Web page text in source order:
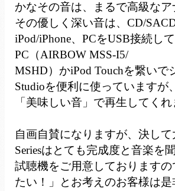
かなその音は、まるで高級な
その優しく深い音は、CD/
iPod/iPhone、PCをUSB接続し
PC（AIRBOW MSS-I5/
MSHD）かiPod Touchを繋い
Studioを便利に使っています
「美味しい音」で再生してくれ
自画自賛になりますが、決し
Seriesはとても完成度と音楽を
試聴機をご用意しております
たい！」とお考えのお客様は